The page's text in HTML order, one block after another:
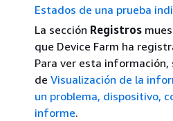
Estados de una prueba
La sección Registros
que Device Farm ha
Para ver esta
de Visualización de la
un problema, dispositivo,
informe.